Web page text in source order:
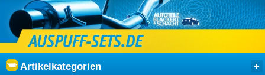
Artikelkategorien